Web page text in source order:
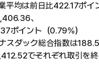
平均は前日比422.17ポイ
、
ポイント（0.79%）
スダック総合指数は
でそれぞれ取引を終